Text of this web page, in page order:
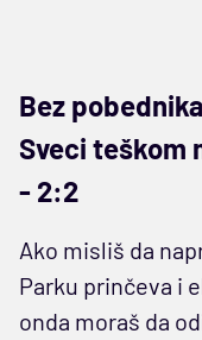
Bez
Sveci teškom
- 2:2
Ako misliš da
Parku prinčeva i
onda moraš da